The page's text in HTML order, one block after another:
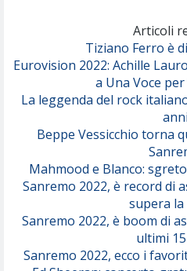
Serenamente
Articoli
Tiziano Ferro è
Eurovision 2022: Achille
a Una Voce
La leggenda del rock
anni
Beppe Vessicchio torna
Mahmood e Blanco:
Sanremo 2022, è record di
supera
Sanremo 2022, è boom di
ultimi
Sanremo 2022, ecco i